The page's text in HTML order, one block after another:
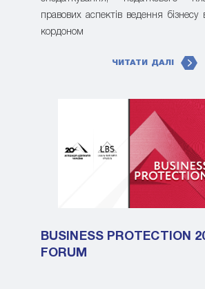
правових аспектів ведення бізнесу
кордоном
ЧИТАТИ ДАЛІ
BUSINESS PROTECTION
FORUM